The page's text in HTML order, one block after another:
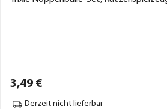
3,49 €
Derzeit nicht lieferbar